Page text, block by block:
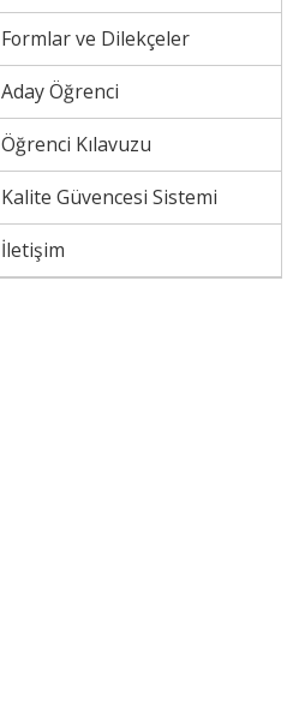
Formlar ve Dilekçeler
Aday Öğrenci
Öğrenci Kılavuzu
Kalite Güvencesi Sistemi
İletişim